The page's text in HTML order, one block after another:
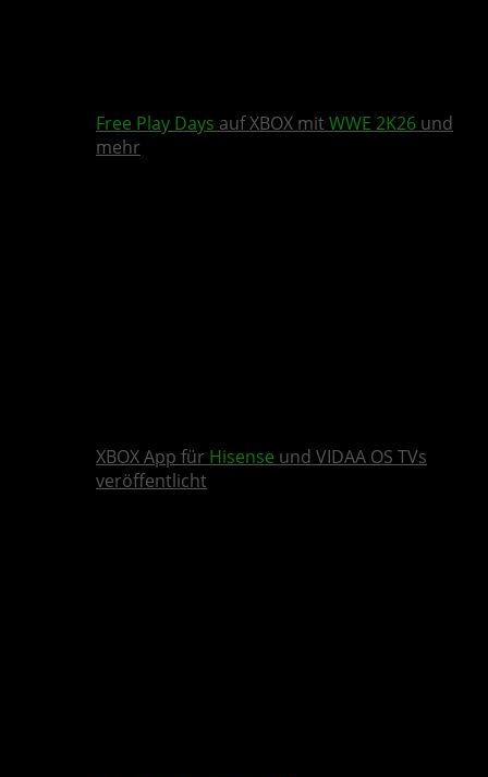
Free Play Days auf XBOX mit WWE 2K26 und
mehr
XBOX App für Hisense und VIDAA OS TVs
veröffentlicht